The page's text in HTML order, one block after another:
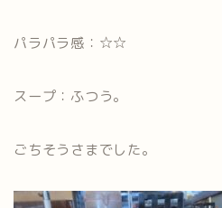
パラパラ感：☆☆
スープ：ふつう。
ごちそうさまでした。